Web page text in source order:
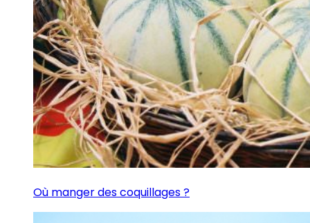
Où manger des coquillages ?